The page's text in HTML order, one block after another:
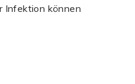
Infektion können